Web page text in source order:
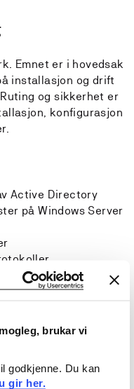
brukar vi
godkjenne. Du kan
gir her.
Emnet er i hovedsak
installasjon og drift
og sikkerhet er
konfigurasjon
Active Directory
på Windows Server
PKI (Public Key